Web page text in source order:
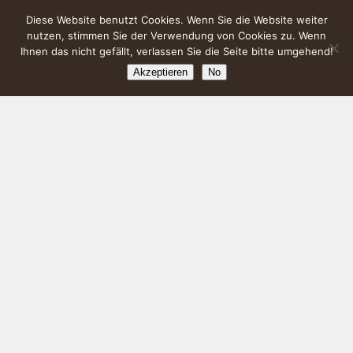
Diese Website benutzt Cookies. Wenn Sie die Website weiter
nutzen, stimmen Sie der Verwendung von Cookies zu. Wenn
Ihnen das nicht gefällt, verlassen Sie die Seite bitte umgehend!
Akzeptieren No